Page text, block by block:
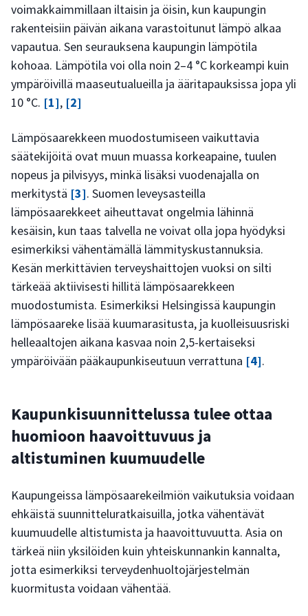
voimakkaimmillaan iltaisin ja öisin, kun kaupungin
rakenteisiin päivän aikana varastoitunut lämpö alkaa
vapautua. Sen seurauksena kaupungin lämpötila
kohoaa. Lämpötila voi olla noin 2–4 °C korkeampi kuin
ympäröivillä maaseutualueilla ja ääritapauksissa jopa yli
10 °C. [1], [2]
Lämpösaarekkeen muodostumiseen vaikuttavia
säätekijöitä ovat muun muassa korkeapaine, tuulen
nopeus ja pilvisyys, minkä lisäksi vuodenajalla on
merkitystä [3]. Suomen leveysasteilla
lämpösaarekkeet aiheuttavat ongelmia lähinnä
kesäisin, kun taas talvella ne voivat olla jopa hyödyksi
esimerkiksi vähentämällä lämmityskustannuksia.
Kesän merkittävien terveyshaittojen vuoksi on silti
tärkeää aktiivisesti hillitä lämpösaarekkeen
muodostumista. Esimerkiksi Helsingissä kaupungin
lämpösaareke lisää kuumarasitusta, ja kuolleisuusriski
helleaaltojen aikana kasvaa noin 2,5-kertaiseksi
ympäröivään pääkaupunkiseutuun verrattuna [4].
Kaupunkisuunnittelussa tulee ottaa
huomioon haavoittuvuus ja
altistuminen kuumuudelle
Kaupungeissa lämpösaarekeilmiön vaikutuksia voidaan
ehkäistä suunnitteluratkaisuilla, jotka vähentävät
kuumuudelle altistumista ja haavoittuvuutta. Asia on
tärkeä niin yksilöiden kuin yhteiskunnankin kannalta,
jotta esimerkiksi terveydenhuoltojärjestelmän
kuormitusta voidaan vähentää.